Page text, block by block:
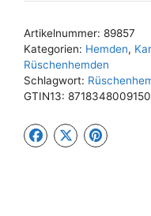
Artikelnummer: 89857
Kategorien: Hemden,
Rüschenhemden
Schlagwort:
GTIN13: 8718348009150